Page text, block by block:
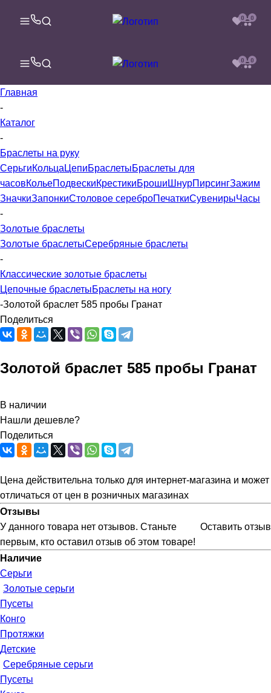
0 0
0 0
Главная
-
Каталог
-
Браслеты на руку
СерьгиКольца ЦепиБраслетыБраслеты для
часовКольеПодвескиКрестикиБроши ШнурПирсингЗажим
ЗначкиЗапонкиСтоловое сереброПечаткиСувенирыЧасы
-
Золотые браслеты
Золотые браслетыСеребряные браслеты
-
Классические золотые браслеты
Цепочные браслетыБраслеты на ногу
-Золотой браслет 585 пробы Гранат
Поделиться
Золотой браслет 585 пробы Гранат
В наличии
Нашли дешевле?
Поделиться
Цена действительна только для интернет-магазина и может
отличаться от цен в розничных магазинах
Отзывы
Оставить отзыв
У данного товара нет отзывов. Станьте
первым, кто оставил отзыв об этом товаре!
Наличие
Серьги
Золотые серьги
Пусеты
Конго
Протяжки
Детские
Серебряные серьги
Пусеты